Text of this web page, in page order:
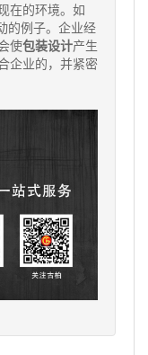
在的环境。如
的例子。企业经
使包装设计产生
企业的，并紧密